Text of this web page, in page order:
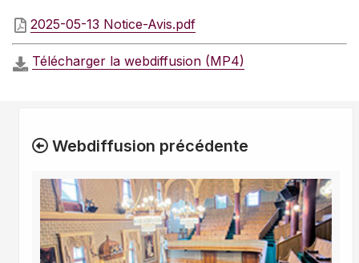
2025-05-13 Notice-Avis.pdf
Télécharger la webdiffusion (MP4)
Webdiffusion précédente